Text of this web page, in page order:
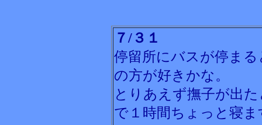
７/３１
停留所にバスが停ま
の方が好きかな。
とりあえず撫子が出
で１時間ちょっと寝ま